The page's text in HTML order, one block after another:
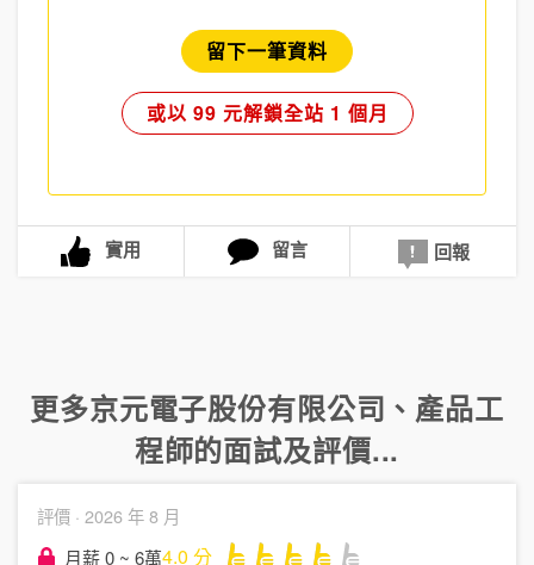
留下一筆資料
或以 99 元解鎖全站 1 個月
實用 留言 回報
更多京元電子股份有限公司 、 產品工
程師的面試及評價...
評價 · 2026 年 8 月
月薪 0 ~ 6萬4.0 分